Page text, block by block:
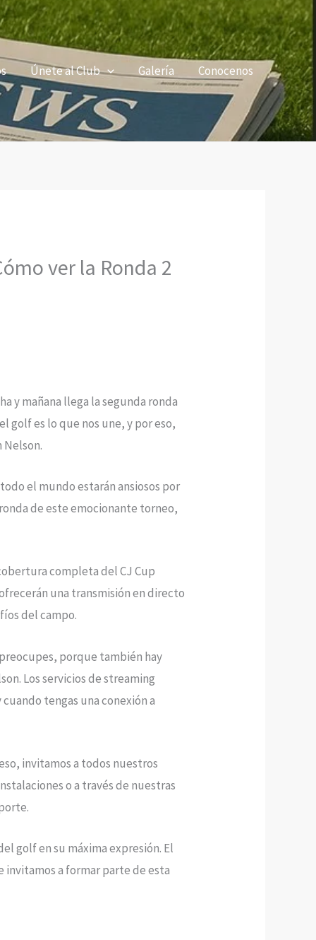
Únete al Club Galería Conocenos
ver la Ronda 2
y mañana llega la segunda ronda
golf es lo que nos une, y por eso,
Nelson.
el mundo estarán ansiosos por
de este emocionante torneo,
completa del CJ Cup
una transmisión en directo
del campo.
porque también hay
Los servicios de streaming
tengas una conexión a
invitamos a todos nuestros
o a través de nuestras
golf en su máxima expresión. El
invitamos a formar parte de esta